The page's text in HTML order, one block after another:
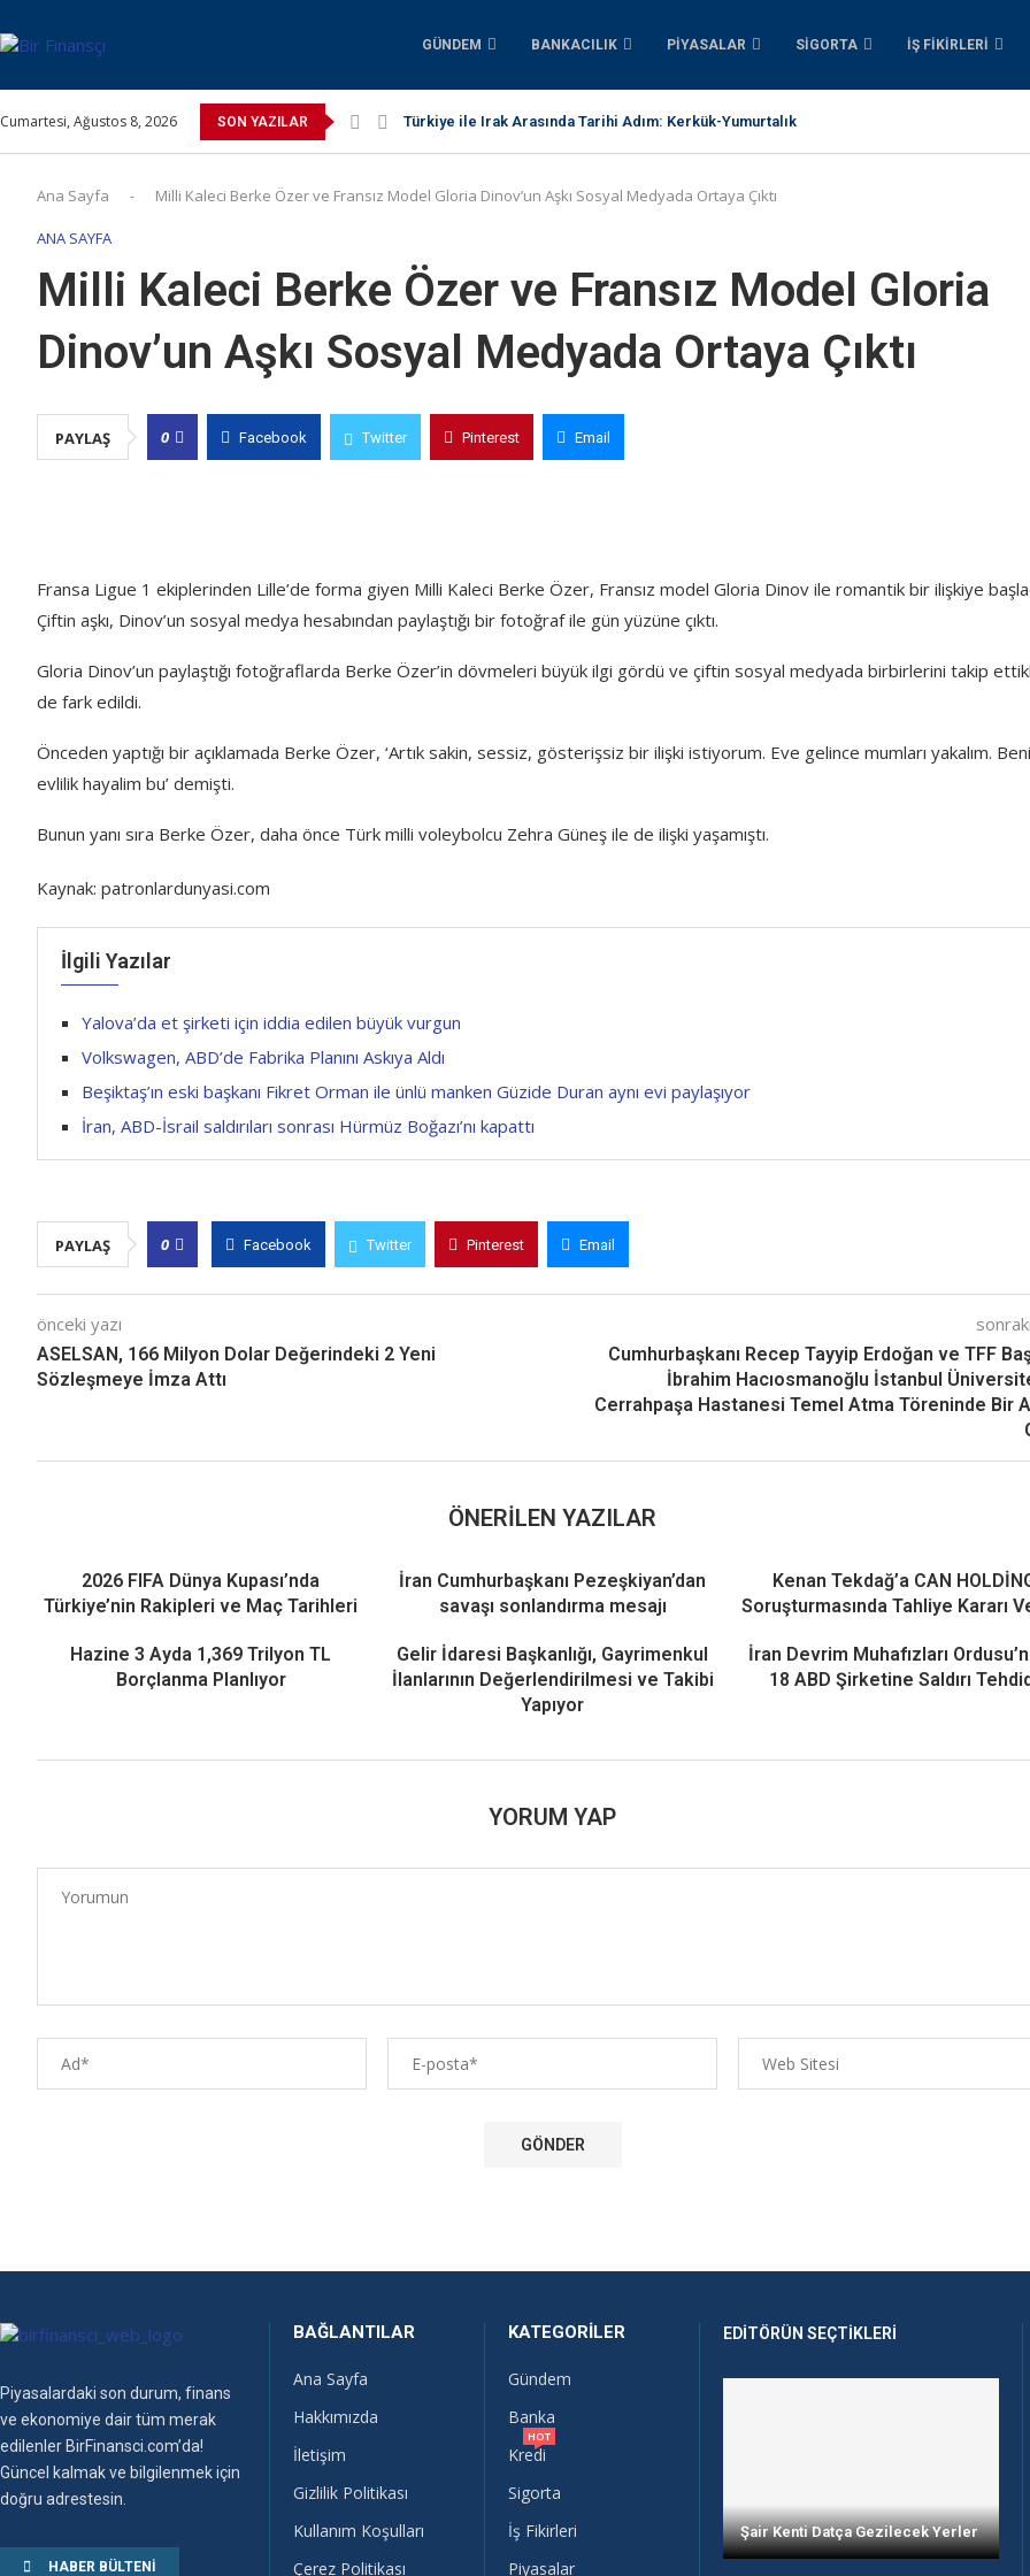
GÜNDEM BANKACILIK PIYASALAR SIGORTA İŞ FIKIRLERI
Cumartesi, Ağustos 8, 2026 SON YAZILAR Türkiye ile Irak Arasında Tarihi Adım: Kerkük-Yumurtalık Boru Hattı İçin 1...
Ana Sayfa - Milli Kaleci Berke Özer ve Fransız Model Gloria Dinov’un Aşkı Sosyal Medyada Ortaya Çıktı
ANA SAYFA
Milli Kaleci Berke Özer ve Fransız Model Gloria
Dinov’un Aşkı Sosyal Medyada Ortaya Çıktı
PAYLAŞ 0 Facebook Twitter Pinterest Email
Fransa Ligue 1 ekiplerinden Lille’de forma giyen Milli Kaleci Berke Özer, Fransız model Gloria Dinov ile romantik bir ilişkiye
Çiftin aşkı, Dinov’un sosyal medya hesabından paylaştığı bir fotoğraf ile gün yüzüne çıktı.
Gloria Dinov’un paylaştığı fotoğraflarda Berke Özer’in dövmeleri büyük ilgi gördü ve çiftin sosyal medyada birbirlerini takip
de fark edildi.
Önceden yaptığı bir açıklamada Berke Özer, ‘Artık sakin, sessiz, gösterişsiz bir ilişki istiyorum. Eve gelince mumları yakalım.
evlilik hayalim bu’ demişti.
Bunun yanı sıra Berke Özer, daha önce Türk milli voleybolcu Zehra Güneş ile de ilişki yaşamıştı.
Kaynak: patronlardunyasi.com
İlgili Yazılar
Yalova’da et şirketi için iddia edilen büyük vurgun
Volkswagen, ABD’de Fabrika Planını Askıya Aldı
Beşiktaş’ın eski başkanı Fikret Orman ile ünlü manken Güzide Duran aynı evi paylaşıyor
İran, ABD-İsrail saldırıları sonrası Hürmüz Boğazı’nı kapattı
PAYLAŞ 0 Facebook Twitter Pinterest Email
önceki yazı
ASELSAN, 166 Milyon Dolar Değerindeki 2 Yeni
Sözleşmeye İmza Attı
Cumhurbaşkanı Recep Tayyip Erdoğan ve TFF
İbrahim Hacıosmanoğlu İstanbul
Cerrahpaşa Hastanesi Temel Atma Töreninde Bir
ÖNERILEN YAZILAR
2026 FIFA Dünya Kupası’nda
Türkiye’nin Rakipleri ve Maç Tarihleri
İran Cumhurbaşkanı Pezeşkiyan’dan
savaşı sonlandırma mesajı
Kenan Tekdağ’a CAN
Soruşturmasında Tahliye Kararı
Hazine 3 Ayda 1,369 Trilyon TL
Borçlanma Planlıyor
Gelir İdaresi Başkanlığı, Gayrimenkul
İlanlarının Değerlendirilmesi ve Takibi
Yapıyor
İran Devrim Muhafızları
18 ABD Şirketine Saldırı
YORUM YAP
Piyasalardaki son durum, finans
ve ekonomiye dair tüm merak
edilenler BirFinansci.com’da!
Güncel kalmak ve bilgilenmek için
doğru adrestesin.
HABER BÜLTENI
BAĞLANTILAR
Ana Sayfa
Hakkımızda
İletişim
Gizlilik Politikası
Kullanım Koşulları
Çerez Politikası
KATEGORILER
Gündem
Banka
Kredi
HOT
Sigorta
İş Fikirleri
Piyasalar
EDITÖRÜN SEÇTIKLERI
Şair Kenti Datça Gezilecek Yerler